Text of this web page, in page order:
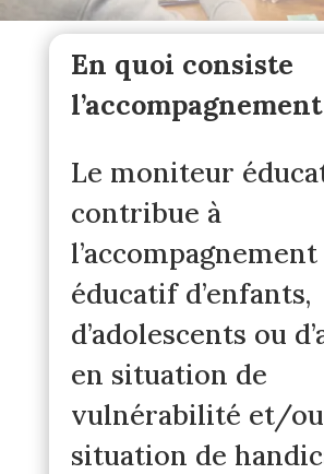
En quoi consiste
Le moniteur
contribue à
éducatif d’enfants,
d’adolescents ou
en situation de
vulnérabilité et/
situation de